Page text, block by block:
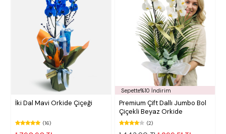
İki Dal Mavi Orkide Çiçeği
(16)
Sepette%10 İndirim
Premium Çift Dallı Jumbo Bol
Çiçekli Beyaz Orkide
(2)